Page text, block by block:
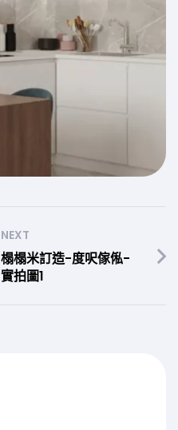
NEXT
榻榻米訂造-度呎傢俬-
實拍圖1